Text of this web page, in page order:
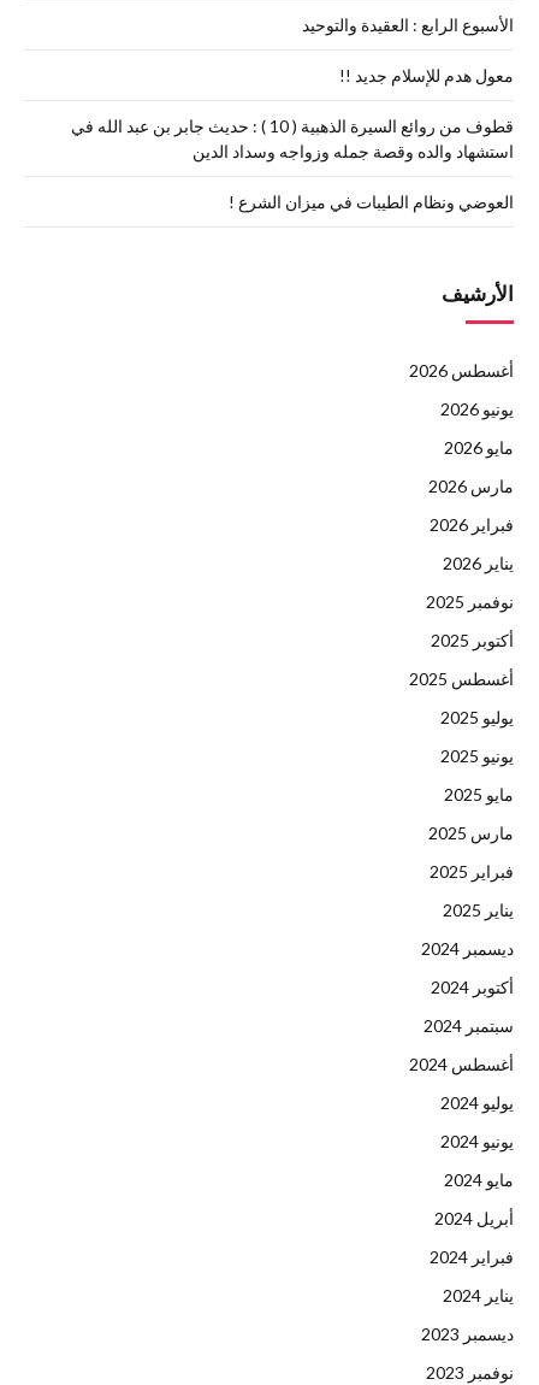
الأسبوع الرابع : العقيدة والتوحيد
معول هدم للإسلام جديد !!
قطوف من روائع السيرة الذهبية ( 10 ) : حديث جابر بن عبد الله في
استشهاد والده وقصة جمله وزواجه وسداد الدين
العوضي ونظام الطيبات في ميزان الشرع !
الأرشيف
أغسطس 2026
يونيو 2026
مايو 2026
مارس 2026
فبراير 2026
يناير 2026
نوفمبر 2025
أكتوبر 2025
أغسطس 2025
يوليو 2025
يونيو 2025
مايو 2025
مارس 2025
فبراير 2025
يناير 2025
ديسمبر 2024
أكتوبر 2024
سبتمبر 2024
أغسطس 2024
يوليو 2024
يونيو 2024
مايو 2024
أبريل 2024
فبراير 2024
يناير 2024
ديسمبر 2023
نوفمبر 2023